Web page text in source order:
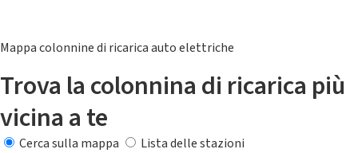
Mappa colonnine di ricarica auto elettriche
Trova la colonnina di ricarica più
vicina a te
Cerca sulla mappa
Lista delle stazioni